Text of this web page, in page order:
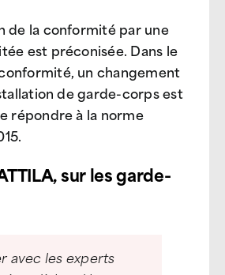
de la conformité par une
est préconisée. Dans le
un changement
de garde-corps est
répondre à la norme
sur les garde-
avec les experts